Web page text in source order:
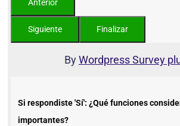
ByWordpress Survey
Si respondiste 'Sí': ¿Qué funciones
importantes?